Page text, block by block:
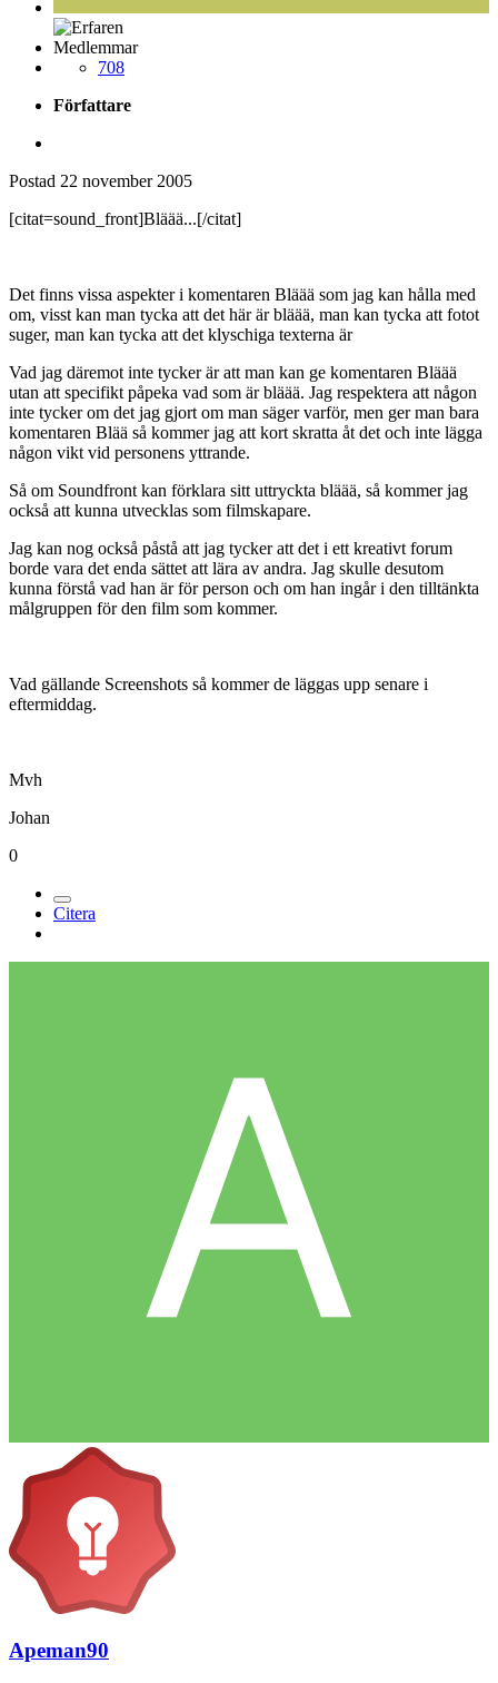
Medlemmar
708
Författare
Postad 22 november 2005
[citat=sound_front]Bläää...[/citat]
Det finns vissa aspekter i komentaren Bläää som jag kan hålla med
om, visst kan man tycka att det här är bläää, man kan tycka att fotot
suger, man kan tycka att det klyschiga texterna är
Vad jag däremot inte tycker är att man kan ge komentaren Bläää
utan att specifikt påpeka vad som är bläää. Jag respektera att någon
inte tycker om det jag gjort om man säger varför, men ger man bara
komentaren Blää så kommer jag att kort skratta åt det och inte lägga
någon vikt vid personens yttrande.
Så om Soundfront kan förklara sitt uttryckta bläää, så kommer jag
också att kunna utvecklas som filmskapare.
Jag kan nog också påstå att jag tycker att det i ett kreativt forum
borde vara det enda sättet att lära av andra. Jag skulle desutom
kunna förstå vad han är för person och om han ingår i den tilltänkta
målgruppen för den film som kommer.
Vad gällande Screenshots så kommer de läggas upp senare i
eftermiddag.
Mvh
Johan
0
Citera
Apeman90